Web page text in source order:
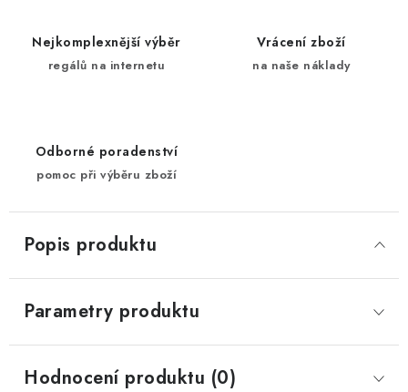
Nejkomplexnější výběr
regálů na internetu
Vrácení zboží
na naše náklady
Odborné poradenství
pomoc při výběru zboží
Popis produktu
Parametry produktu
Hodnocení produktu (0)